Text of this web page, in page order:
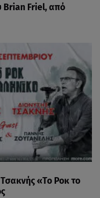
Brian Friel, από
«Το Ροκ το